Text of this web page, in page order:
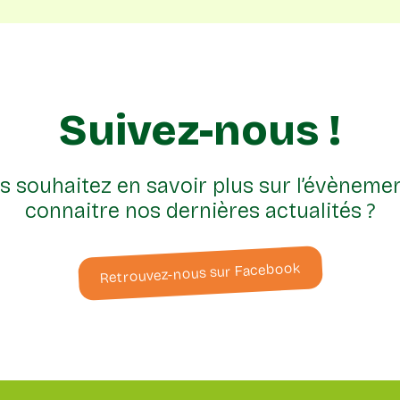
Suivez-nous !
souhaitez en savoir plus sur
connaitre nos dernières actualités ?
Retrouvez-nous sur Facebook